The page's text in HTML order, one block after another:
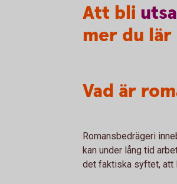
Att bli
mer du
Vad är
Romansbedrägeri
kan under lång tid
det faktiska syftet, att